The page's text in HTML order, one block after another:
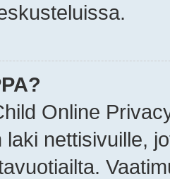
Online
laki nettisivuille,